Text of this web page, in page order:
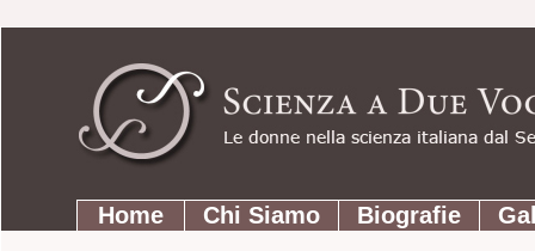
contenuti.
Strumenti
personali
SezioniHome Chi Siamo Biografie